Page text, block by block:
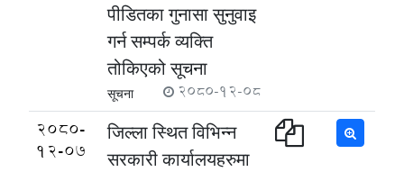
पीडितका गुनासा सुनुवाइ
गर्न सम्पर्क व्यक्ति
तोकिएको सूचना
सूचना 2080-12-08
2080-
12-07
जिल्ला स्थित विभिन्न
सरकारी कार्यालयहरुमा